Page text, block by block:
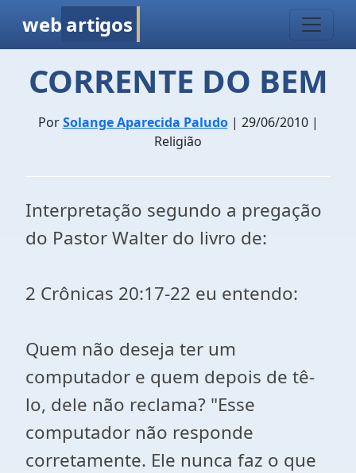
web artigos
CORRENTE DO BEM
PorSolange Aparecida Paludo| 29/06/2010 |
Religião
Interpretação segundo a pregação
do Pastor Walter do livro de:
2 Crônicas 20:17-22 eu entendo:
Quem não deseja ter um
computador e quem depois de tê-
lo, dele não reclama? "Esse
computador não responde
corretamente. Ele nunca faz o que